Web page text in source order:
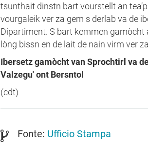
tsunthait dinstn bart vourstellt an
vourgaleik ver za gem s derlab va de
Dipartiment. S bart kemmen
lòng bissn en de lait de nain virm ver
Ibersetz gamòcht van Sprochtirl va
Valzegu' ont Bersntol
(cdt)
Fonte: Ufficio Stampa